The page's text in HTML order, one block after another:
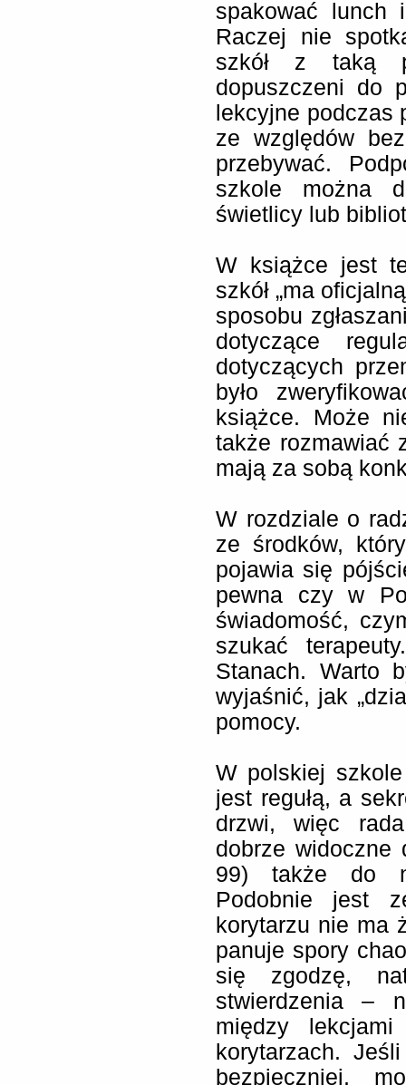
spakować
Raczej nie
szkół z taką
dopuszczeni do
lekcyjne podczas
ze względów
przebywać.
szkole można
świetlicy lub
W książce jest
szkół „ma
sposobu
dotyczące
dotyczących
było
książce. Może
także rozmawiać
mają za sobą
W rozdziale o
ze środków,
pojawia się
pewna czy w
świadomość,
szukać
Stanach. Warto
wyjaśnić, jak
pomocy.
W polskiej
jest regułą, a
drzwi, więc
dobrze widoczne
99) także do
Podobnie jest
korytarzu nie ma
panuje spory
się zgodzę,
stwierdzenia –
między
korytarzach.
bezpieczniej,